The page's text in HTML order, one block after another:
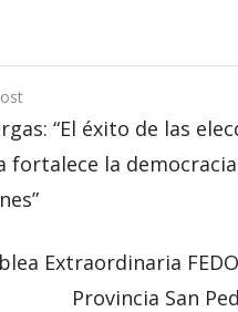
“El éxito de las
fortalece la
Extraordinaria
Provincia San